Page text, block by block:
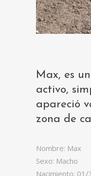
Max, es
activo,
apareció
zona de
Nombre: Max
Sexo: Macho
Nacimiento: 01/